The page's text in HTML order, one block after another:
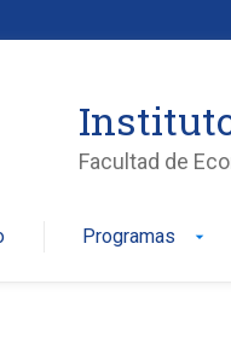
Facultad de
Programas arrow_drop_down